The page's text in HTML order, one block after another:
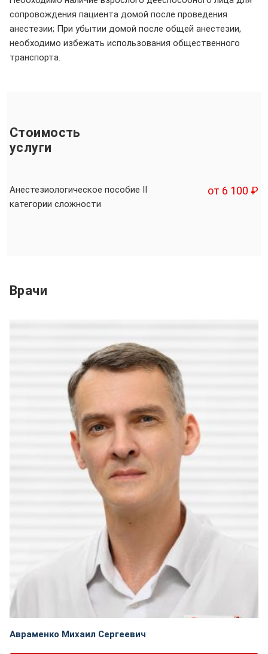
сопровождения пациента домой после проведения
анестезии; При убытии домой после общей анестезии,
необходимо избежать использования общественного
транспорта.
Стоимость
услуги
Анестезиологическое пособие II
категории сложности
от 6 100 ₽
Врачи
Авраменко Михаил Сергеевич